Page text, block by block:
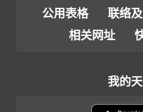
公用表格 联络
相关网址
我的